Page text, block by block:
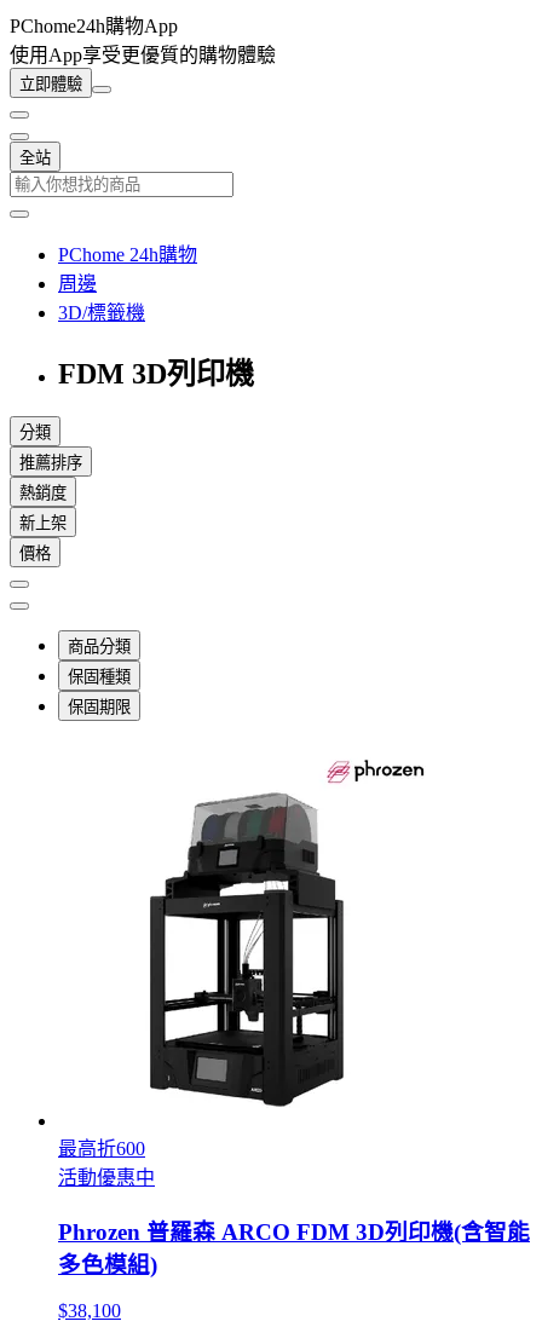
PChome24h購物App
使用App享受更優質的購物體驗
立即體驗
全站
PChome 24h購物
周邊
3D/標籤機
FDM 3D列印機
分類
推薦排序
熱銷度
新上架
價格
商品分類
保固種類
保固期限
最高折600
活動優惠中
Phrozen 普羅森 ARCO FDM 3D列印機(含智能
多色模組)
$38,100